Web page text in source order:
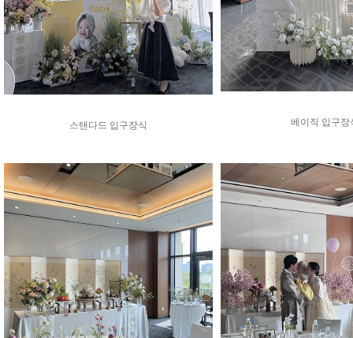
스탠다드 입구장식 베이직 입구장